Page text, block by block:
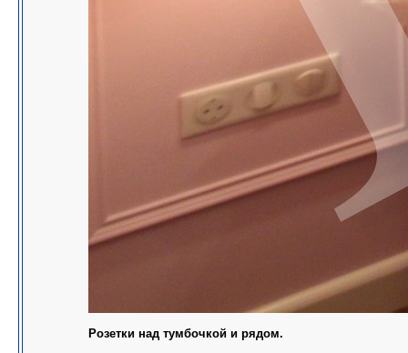
Розетки над тумбочкой и рядом.